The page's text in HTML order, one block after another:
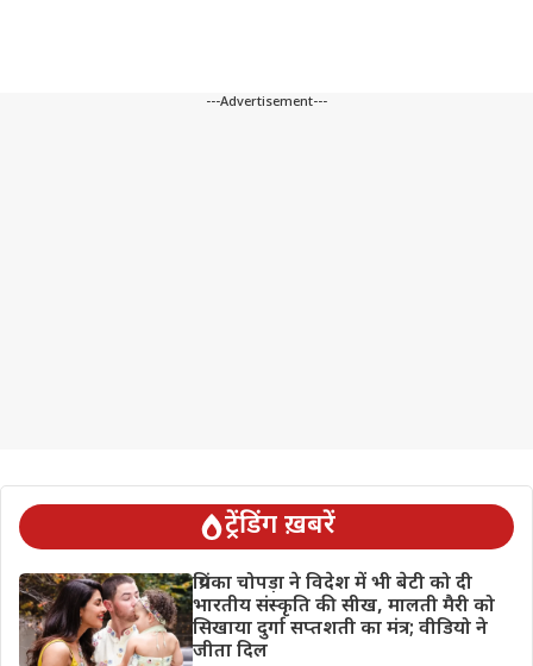
---Advertisement---
ट्रेंडिंग ख़बरें
प्रियंका चोपड़ा ने विदेश में भी बेटी को दी
भारतीय संस्कृति की सीख, मालती मैरी को
सिखाया दुर्गा सप्तशती का मंत्र; वीडियो ने
जीता दिल